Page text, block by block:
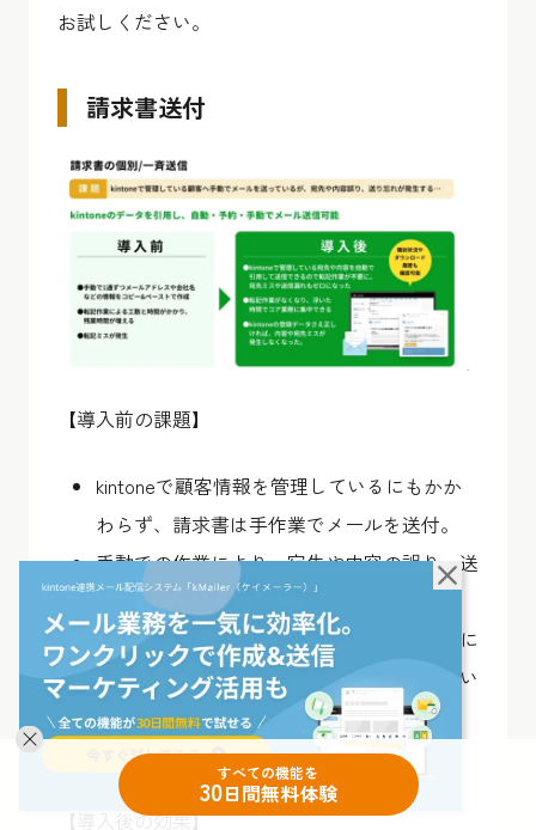
お試しください。
請求書送付
【導入前の課題】
kintoneで顧客情報を管理しているにもかか
わらず、請求書は手作業でメールを送付。
手動での作業により、宛先や内容の誤り、送
り忘れが発生することがあった。
個別のメール作成やコピー＆ペースト作業に
時間がかかり、残業が増える原因となってい
た。
ヒューマンエラーによる送信ミスも頻発。
【導入後の効果】
すべての機能を
30日間無料体験